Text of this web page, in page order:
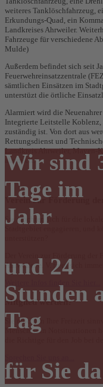
Wir sind
Tage im
Jahr
und 24
Stunden
Tag
für Sie
weiteres Tanklöschfahrzeug,
Erkundungs-Quad, ein
Landkreises Ahrweiler.
Fahrzeuge für verschiedene
Mulde)
Außerdem befindet sich seit
Feuerwehreinsatzzentrale
sämtlichen Einsätzen im
unterstüzt die örtliche
Alarmiert wird die
Integrierte Leitstelle
zuständig ist. Von dort aus
Rettungsdienst und
Landkreis Ahrweiler, Mayen-
alarmiert.
Vereinzur Förderung
Sie möchten sich für die
Stadtgebiet engagieren, und
Der Verein zur Förderung
Ahrweiler e. V. freut sich
Mitgliedwerden?
Sie möchten Ihre Freizeit
Menschen in Notsituationen
die Richtige für den Job bei